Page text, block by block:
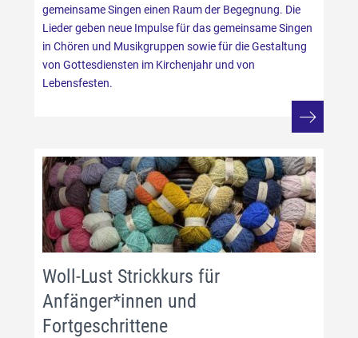
gemeinsame Singen einen Raum der Begegnung. Die
Lieder geben neue Impulse für das gemeinsame Singen
in Chören und Musikgruppen sowie für die Gestaltung
von Gottesdiensten im Kirchenjahr und von
Lebensfesten.
Woll-Lust Strickkurs für
Anfänger*innen und
Fortgeschrittene